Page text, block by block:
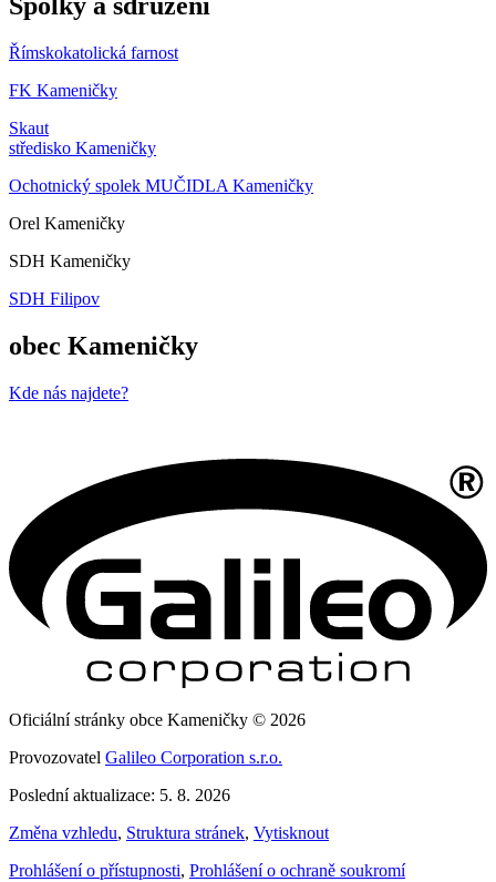
Římskokatolická farnost
FK Kameničky
Skaut
středisko Kameničky
Ochotnický spolek MUČIDLA Kameničky
Orel Kameničky
SDH Kameničky
SDH Filipov
obec Kameničky
Kde nás najdete?
Oficiální stránky obce Kameničky © 2026
Provozovatel Galileo Corporation s.r.o.
Poslední aktualizace: 5. 8. 2026
Změna vzhledu, Struktura stránek, Vytisknout
Prohlášení o přístupnosti, Prohlášení o ochraně soukromí